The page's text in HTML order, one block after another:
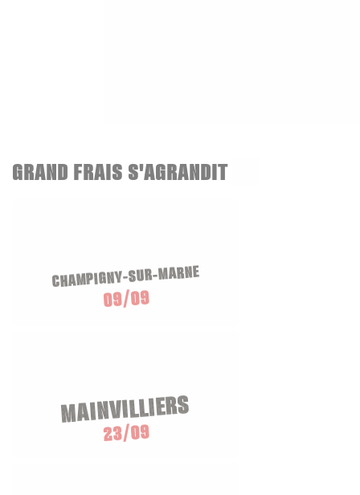
GRAND FRAIS S'AGRANDIT
CHAMPIGNY-SUR-MARNE
09/09
MAINVILLIERS
23/09